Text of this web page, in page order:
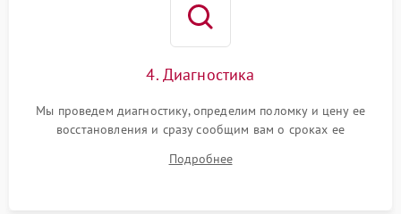
4. Диагностика
Мы проведем диагностику, определим поломку и цену ее
восстановления и сразу сообщим вам о сроках ее
Подробнее